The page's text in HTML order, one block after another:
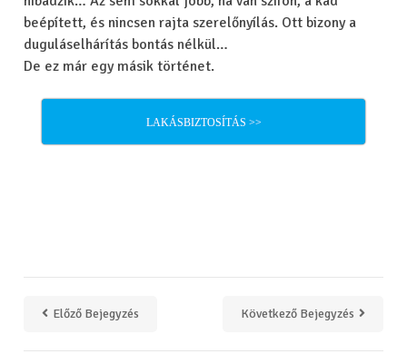
beépített, és nincsen rajta szerelőnyílás. Ott bizony a
duguláselhárítás bontás nélkül…
De ez már egy másik történet.
LAKÁSBIZTOSÍTÁS >>
Előző Bejegyzés Következő Bejegyzés